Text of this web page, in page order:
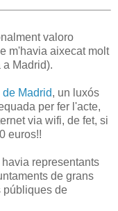
valoro
m'havia aixecat molt
Madrid).
Madrid, un luxós
per fer l'acte,
via wifi, de fet, si
euros!!
representants
de grans
públiques de